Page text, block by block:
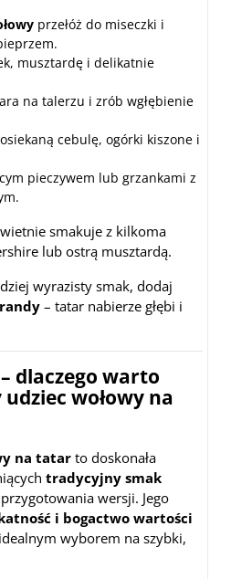
przełóż do miseczki i
musztardę i delikatnie
na talerzu i zrób wgłębienie
cebulę, ogórki kiszone i
pieczywem lub grzankami z
smakuje z kilkoma
lub ostrą musztardą.
wyrazisty smak, dodaj
– tatar nabierze głębi i
dlaczego warto
wołowy na
na tatar to doskonała
tradycyjny smak
wersji. Jego
i bogactwo wartości
wyborem na szybki,